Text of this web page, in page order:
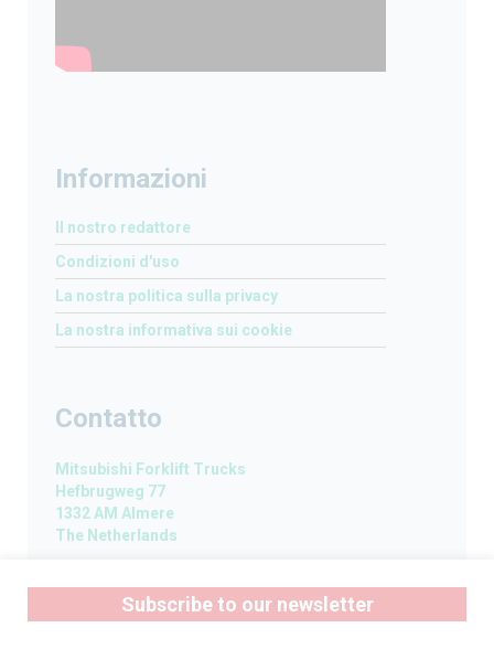
Subscribe to our newsletter
Informazioni
Il nostro redattore
Condizioni d'uso
La nostra politica sulla privacy
La nostra informativa sui cookie
Contatto
Mitsubishi Forklift Trucks
Hefbrugweg 77
1332 AM Almere
The Netherlands
Seguiteci